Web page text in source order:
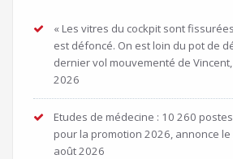
« Les vitres du cockpit sont
est défoncé. On est loin du pot de
dernier vol mouvementé de
2026
Etudes de médecine : 10 260
pour la promotion 2026, annonce
août 2026